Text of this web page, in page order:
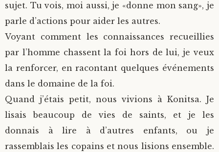
sujet. Tu vois, moi aussi, je «donne mon sang», je
parle d’actions pour aider les autres.
Voyant comment les connaissances recueillies
par l’homme chassent la foi hors de lui, je veux
la renforcer, en racontant quelques événements
dans le domaine de la foi.
Quand j’étais petit, nous vivions à Konitsa. Je
lisais beaucoup de vies de saints, et je les
donnais à lire à d’autres enfants, ou je
rassemblais les copains et nous lisions ensemble.